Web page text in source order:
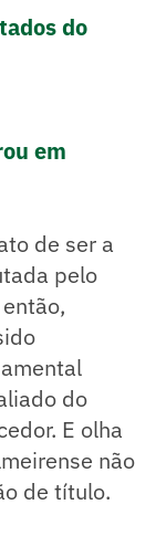
do
em
de ser a
pelo
do
E olha
não
de título.